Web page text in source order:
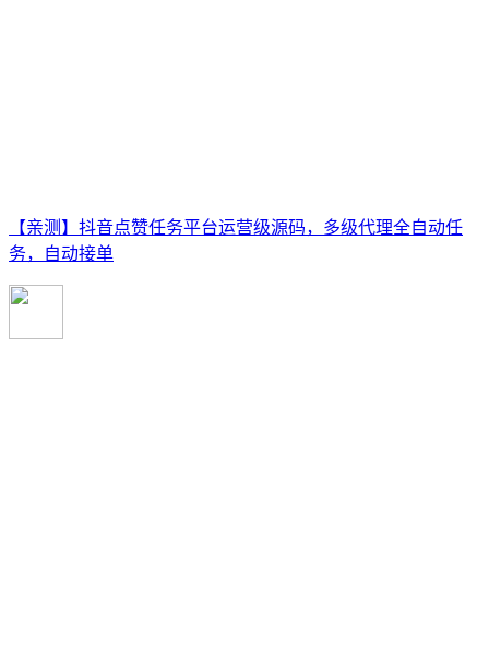
【亲测】抖音点赞任务平台运营级源码，多级代理全自动任
务，自动接单